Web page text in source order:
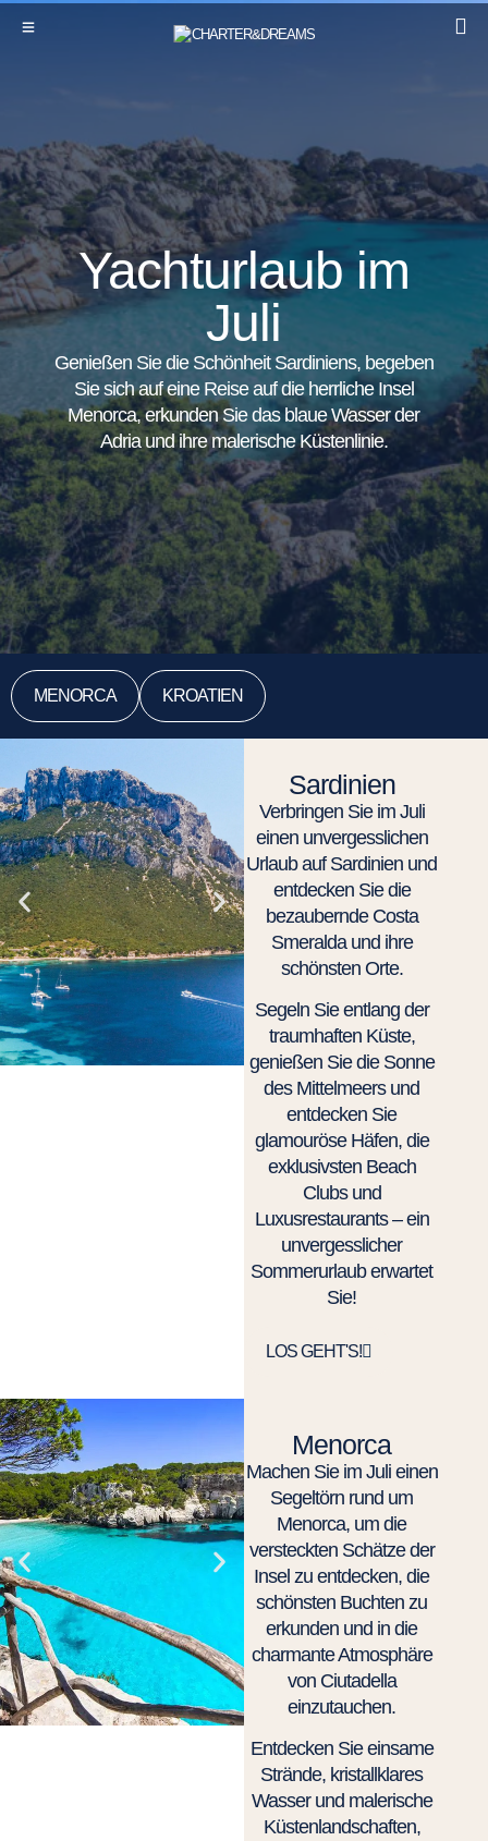
Yachturlaub im
Juli
Genießen Sie die Schönheit Sardiniens, begeben
Sie sich auf eine Reise auf die herrliche Insel
Menorca, erkunden Sie das blaue Wasser der
Adria und ihre malerische Küstenlinie.
MENORCA KROATIEN
Sardinien
Verbringen Sie im Juli
einen unvergesslichen
Urlaub auf Sardinien und
entdecken Sie die
bezaubernde Costa
Smeralda und ihre
schönsten Orte.
Segeln Sie entlang der
traumhaften Küste,
genießen Sie die Sonne
des Mittelmeers und
entdecken Sie
glamouröse Häfen, die
exklusivsten Beach
Clubs und
Luxusrestaurants – ein
unvergesslicher
Sommerurlaub erwartet
Sie!
LOS GEHT'S!
Menorca
Machen Sie im Juli einen
Segeltörn rund um
Menorca, um die
versteckten Schätze der
Insel zu entdecken, die
schönsten Buchten zu
erkunden und in die
charmante Atmosphäre
von Ciutadella
einzutauchen.
Entdecken Sie einsame
Strände, kristallklares
Wasser und malerische
Küstenlandschaften,